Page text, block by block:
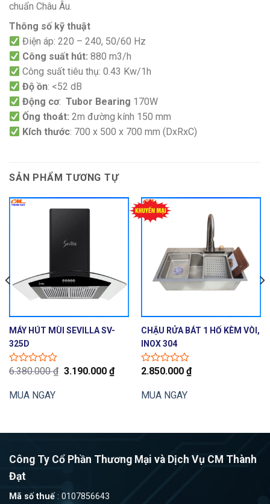
chuẩn Châu Âu.
Thông số kỹ thuật
Điện áp: 220 – 240, 50/60 Hz
Công suất hút: 880 m3/h
Công suất tiêu thụ: 0.43 Kw/1h
Độ ồn: <52 dB
Động cơ:Tubor Bearing 170W
Ống thoát: 2m đường kính 150 mm
Kích thước: 700 x 500 x 700 mm (DxRxC)
SẢN PHẨM TƯƠNG TỰ
MÁY HÚT MÙI SEVILLA SV-
325D
Được
hạng
0
6.380.000₫ Giá
3.190.000 ₫Giá
MUA NGAY
CHẬU RỬA BÁT 1 HỐ KÈM VÒI,
INOX 304
Được
hạng
0
2.850.000 ₫
MUA NGAY
Công Ty Cổ Phần Thương Mại và Dịch Vụ CM Thành
Đạt
Mã số thuế : 0107856643